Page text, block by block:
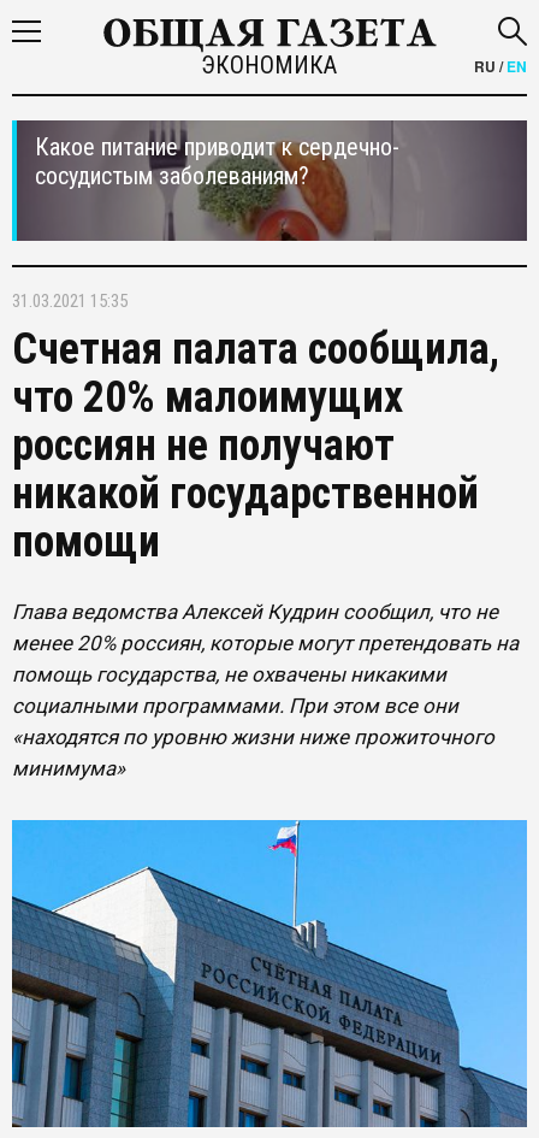
ЭКОНОМИКА RU /EN
Какое питание приводит к сердечно-
сосудистым заболеваниям?
31.03.2021 15:35
Счетная палата сообщила,
что 20% малоимущих
россиян не получают
никакой государственной
помощи
Глава ведомства Алексей Кудрин сообщил, что не
менее 20% россиян, которые могут претендовать на
помощь государства, не охвачены никакими
социалными программами. При этом все они
«находятся по уровню жизни ниже прожиточного
минимума»